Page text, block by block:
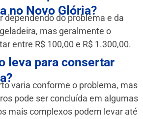
no Novo Glória?
dependendo do problema e da
mas geralmente o
entre R$ 100,00 e R$ 1.300,00.
leva para consertar
varia conforme o problema, mas
pode ser concluída em algumas
mais complexos podem levar até